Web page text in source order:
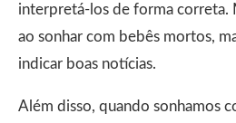
interpretá-los de forma correta.
ao sonhar com bebês mortos,
indicar boas notícias.
Além disso, quando sonhamos